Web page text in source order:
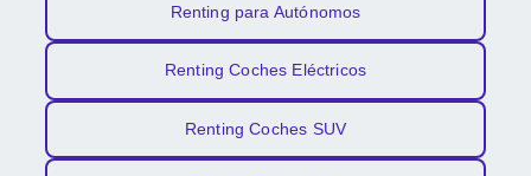
Renting para Autónomos
Renting Coches Eléctricos
Renting Coches SUV